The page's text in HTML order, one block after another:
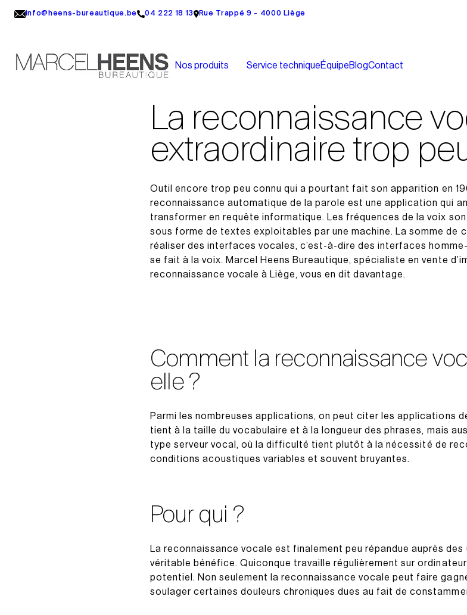
info@heens-bureautique.be 04 222 18 13 Rue Trappé 9 - 4000 Liège
Nos produits Service techniqueÉquipeBlogContact
La reconnaissance
extraordinaire trop
Outil encore trop peu connu qui a pourtant fait son apparition en
reconnaissance automatique de la parole est une application qui
transformer en requête informatique. Les fréquences de la voix
sous forme de textes exploitables par une machine. La somme de
réaliser des interfaces vocales, c’est-à-dire des interfaces
se fait à la voix. Marcel Heens Bureautique, spécialiste en vente
reconnaissance vocale à Liège, vous en dit davantage.
Comment la reconnaissance
elle ?
Parmi les nombreuses applications, on peut citer les applications
tient à la taille du vocabulaire et à la longueur des phrases, mais
type serveur vocal, où la difficulté tient plutôt à la nécessité de
conditions acoustiques variables et souvent bruyantes.
Pour qui ?
La reconnaissance vocale est finalement peu répandue auprès
véritable bénéfice. Quiconque travaille régulièrement sur
potentiel. Non seulement la reconnaissance vocale peut faire
soulager certaines douleurs chroniques dues au fait de